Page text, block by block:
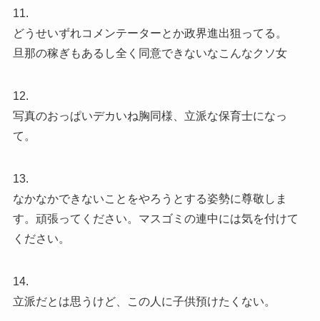
11.
どうせいずれコメンテーターとか政界進出狙ってる。
旦那の稼ぎもあるし全く同意できないなこんなクソ女
12.
写真のおっぱいデカいね胸同様、立派な保育士になっ
て。
13.
なかなかできないことをやろうとする姿勢に尊敬しま
す。頑張ってください。マスゴミの連中には気を付けて
ください。
14.
立派だとは思うけど、この人に子供預けたくない。